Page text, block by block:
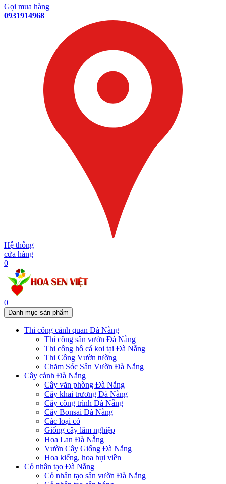
Gọi mua hàng
0931914968
Hệ thống
cửa hàng
0
0
Danh mục sản phẩm
Thi công cảnh quan Đà Nẵng
Thi công sân vườn Đà Nẵng
Thi công hồ cá koi tại Đà Nẵng
Thi Công Vườn tường
Chăm Sóc Sân Vườn Đà Nẵng
Cây cảnh Đà Nẵng
Cây văn phòng Đà Nẵng
Cây khai trương Đà Nẵng
Cây công trình Đà Nẵng
Cây Bonsai Đà Nẵng
Các loại cỏ
Giống cây lâm nghiệp
Hoa Lan Đà Nẵng
Vườn Cây Giống Đà Nẵng
Hoa kiểng, hoa bụi viền
Cỏ nhân tạo Đà Nẵng
Cỏ nhân tạo sân vườn Đà Nẵng